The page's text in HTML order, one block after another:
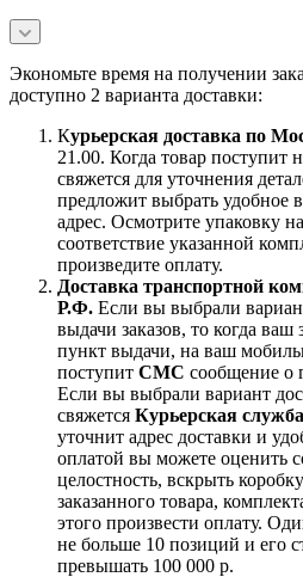
Экономьте время на получении
доступно 2 варианта доставки:
Курьерская доставка по
21.00. Когда товар поступит
свяжется для уточнения
предложит выбрать удобное
адрес. Осмотрите упаковку
соответствие указанной
произведите оплату.
Доставка транспортной
Р.Ф. Если вы выбрали
выдачи заказов, то когда ваш
пункт выдачи, на ваш
поступит СМС сообщение о
Если вы выбрали вариант
свяжется Курьерская
уточнит адрес доставки и
оплатой вы можете оценить
целостность, вскрыть
заказанного товара,
этого произвести оплату.
не больше 10 позиций и его
превышать 100 000 р.